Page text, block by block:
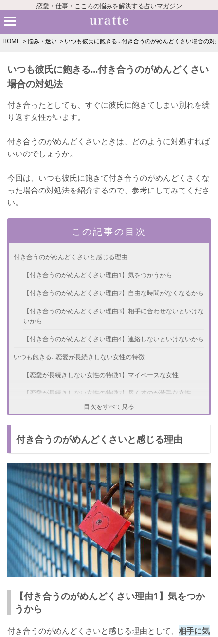
恋愛・仕事・こころの悩みを解決する占いマガジン
HOME 悩み・迷い いつも彼氏に飽きる...付き合うのがめんどくさい場合の対
いつも彼氏に飽きる...付き合うのがめんどくさい
場合の対処法
付き合ったとしても、すぐに彼氏に飽きてしまい別れを繰
り返す女性がいます。
付き合うのがめんどくさいときは、どのように対処すれば
いいのでしょうか。
今回は、いつも彼氏に飽きて付き合うのがめんどくさくな
った場合の対処法を紹介するので、参考にしてみてくださ
い。
この記事の目次
付き合うのがめんどくさいと感じる理由
【付き合うのがめんどくさい理由1】気をつかうから
【付き合うのがめんどくさい理由2】自由な時間がなくなるから
【付き合うのがめんどくさい理由3】相手に合わせないといけな
いから
【付き合うのがめんどくさい理由4】連絡しないといけないから
いつも飽きる...恋愛が長続きしない女性の特徴
【恋愛が長続きしない女性の特徴1】マイペースな女性
【恋愛が長続きしない女性の特徴2】尽くすのが苦手な女性
【恋愛が長続きしない女性の特徴3】ひとりで行動することが好
【恋愛が長続きしない女性の特徴4】自然体が好きな女性
付き合うのがめんどくさい場合の対処法
【対処法1】自分の気持ちを確かめる
【対処法2】恋愛はめんどくさくて当たり前と考える
【対処法3】ひとりの男性にこだわらない
恋愛を長続きさせるためのコツとは
自分もめんどくさいと思われていない？
目次をすべて見る
付き合うのがめんどくさいと感じる理由
【付き合うのがめんどくさい理由1】気をつか
うから
付き合うのがめんどくさいと感じる理由として、 相手に気